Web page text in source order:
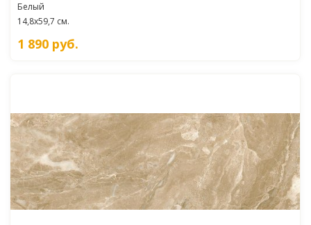
Белый
14,8x59,7 см.
1 890 руб.